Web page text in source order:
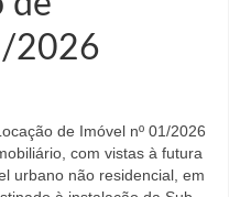
2026
de Imóvel nº 01/2026
com vistas à futura
urbano não residencial, em